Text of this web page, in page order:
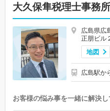
大久保隼税理士事務所
広島県広
正朋ビル
地図
広島駅か
お客様の悩み事を一緒に解決し